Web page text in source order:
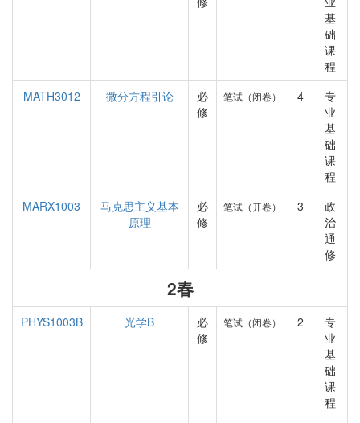
基
础
课
程
MATH3012
微分方程引论
必
修
笔试（闭卷） 4
专
业
基
础
课
程
MARX1003
马克思主义基本
原理
必
修
笔试（开卷） 3
政
治
通
修
2春
PHYS1003B 光学B
必
修
笔试（闭卷） 2
专
业
基
础
课
程